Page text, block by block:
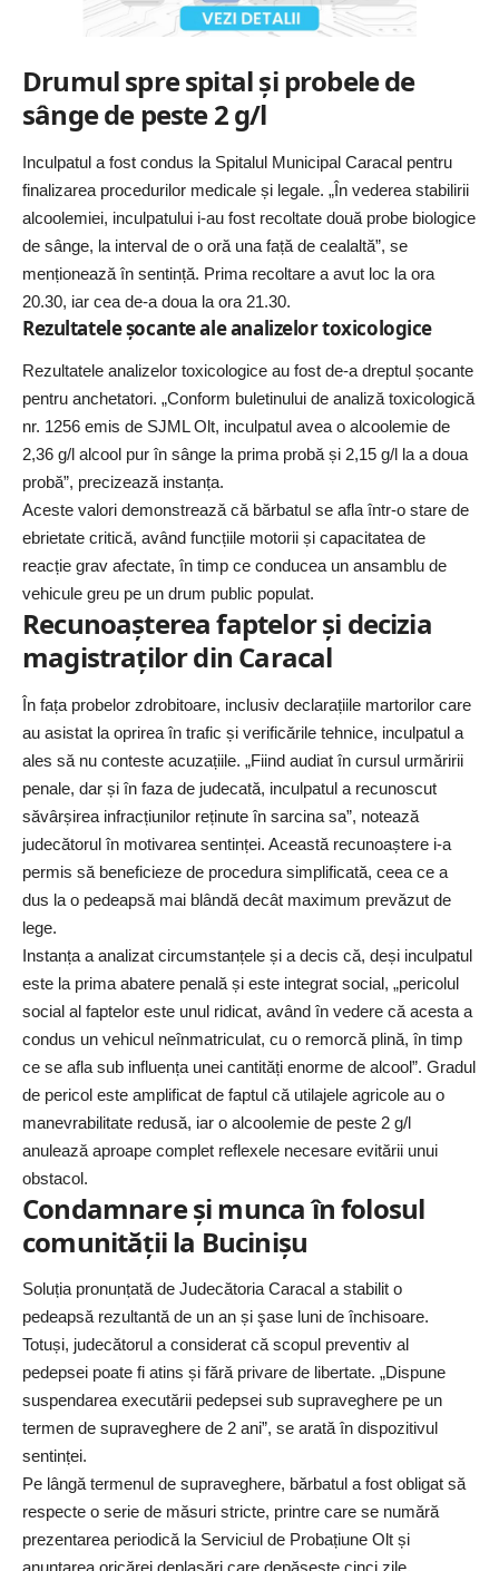
Drumul spre spital și probele de
sânge de peste 2 g/l
Inculpatul a fost condus la Spitalul Municipal Caracal pentru
finalizarea procedurilor medicale și legale. „În vederea stabilirii
alcoolemiei, inculpatului i-au fost recoltate două probe biologice
de sânge, la interval de o oră una față de cealaltă”, se
menționează în sentință. Prima recoltare a avut loc la ora
20.30, iar cea de-a doua la ora 21.30.
Rezultatele șocante ale analizelor toxicologice
Rezultatele analizelor toxicologice au fost de-a dreptul șocante
pentru anchetatori. „Conform buletinului de analiză toxicologică
nr. 1256 emis de SJML Olt, inculpatul avea o alcoolemie de
2,36 g/l alcool pur în sânge la prima probă și 2,15 g/l la a doua
probă”, precizează instanța.
Aceste valori demonstrează că bărbatul se afla într-o stare de
ebrietate critică, având funcțiile motorii și capacitatea de
reacție grav afectate, în timp ce conducea un ansamblu de
vehicule greu pe un drum public populat.
Recunoașterea faptelor și decizia
magistraților din Caracal
În fața probelor zdrobitoare, inclusiv declarațiile martorilor care
au asistat la oprirea în trafic și verificările tehnice, inculpatul a
ales să nu conteste acuzațiile. „Fiind audiat în cursul urmăririi
penale, dar și în faza de judecată, inculpatul a recunoscut
săvârșirea infracțiunilor reținute în sarcina sa”, notează
judecătorul în motivarea sentinței. Această recunoaștere i-a
permis să beneficieze de procedura simplificată, ceea ce a
dus la o pedeapsă mai blândă decât maximum prevăzut de
lege.
Instanța a analizat circumstanțele și a decis că, deși inculpatul
este la prima abatere penală și este integrat social, „pericolul
social al faptelor este unul ridicat, având în vedere că acesta a
condus un vehicul neînmatriculat, cu o remorcă plină, în timp
ce se afla sub influența unei cantități enorme de alcool”. Gradul
de pericol este amplificat de faptul că utilajele agricole au o
manevrabilitate redusă, iar o alcoolemie de peste 2 g/l
anulează aproape complet reflexele necesare evitării unui
obstacol.
Condamnare și munca în folosul
comunității la Bucinișu
Soluția pronunțată de Judecătoria Caracal a stabilit o
pedeapsă rezultantă de un an și şase luni de închisoare.
Totuși, judecătorul a considerat că scopul preventiv al
pedepsei poate fi atins și fără privare de libertate. „Dispune
suspendarea executării pedepsei sub supraveghere pe un
termen de supraveghere de 2 ani”, se arată în dispozitivul
sentinței.
Pe lângă termenul de supraveghere, bărbatul a fost obligat să
respecte o serie de măsuri stricte, printre care se numără
prezentarea periodică la Serviciul de Probațiune Olt și
anunțarea oricărei deplasări care depășește cinci zile.